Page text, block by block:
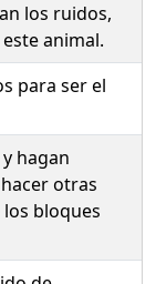
los ruidos,
animal.
para ser el
hagan
otras
los bloques